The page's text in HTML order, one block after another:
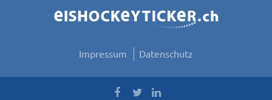
Impressum Datenschutz